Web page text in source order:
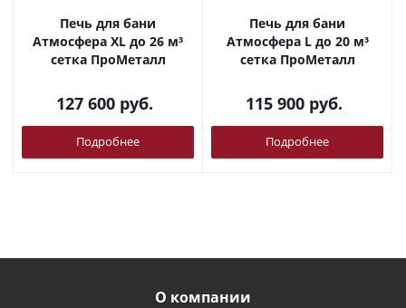
Печь для бани
Атмосфера ХL до 26 м³
сетка ПроМеталл
127 600 руб.
Подробнее
Печь для бани
Атмосфера L до 20 м³
сетка ПроМеталл
115 900 руб.
Подробнее
О компании